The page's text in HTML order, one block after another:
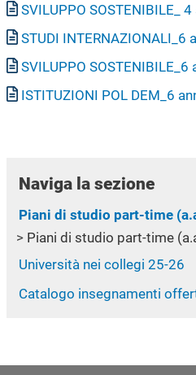
Documento
SVILUPPO SOSTENIBILE_
Documento
STUDI
Documento
SVILUPPO
Documento
ISTITUZIONI POL DEM_6
Naviga la sezione
Piani di studio part-time
Piani di studio part-time
Università nei collegi 25-26
Catalogo insegnamenti